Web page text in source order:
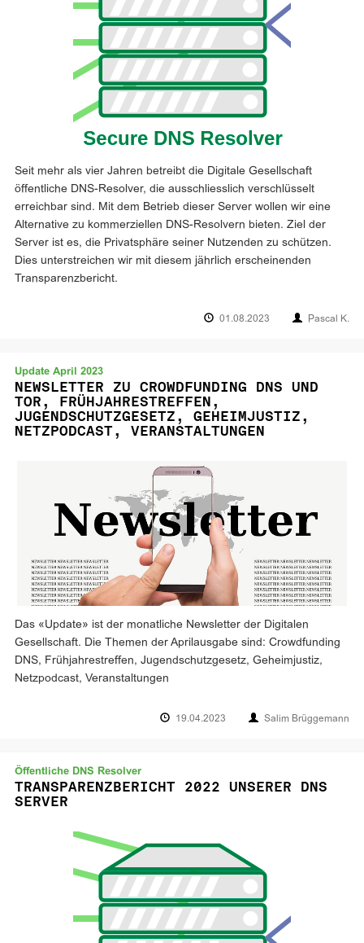
Seit mehr als vier Jahren betreibt die Digitale Gesellschaft
öffentliche DNS-Resolver, die ausschliesslich verschlüsselt
erreichbar sind. Mit dem Betrieb dieser Server wollen wir eine
Alternative zu kommerziellen DNS-Resolvern bieten. Ziel der
Server ist es, die Privatsphäre seiner Nutzenden zu schützen.
Dies unterstreichen wir mit diesem jährlich erscheinenden
Transparenzbericht.
01.08.2023 Pascal K.
Update April 2023
NEWSLETTER ZU CROWDFUNDING DNS UND
TOR, FRÜHJAHRESTREFFEN,
JUGENDSCHUTZGESETZ, GEHEIMJUSTIZ,
NETZPODCAST, VERANSTALTUNGEN
Das «Update» ist der monatliche Newsletter der Digitalen
Gesellschaft. Die Themen der Aprilausgabe sind: Crowdfunding
DNS, Frühjahrestreffen, Jugendschutzgesetz, Geheimjustiz,
Netzpodcast, Veranstaltungen
19.04.2023 Salim Brüggemann
Öffentliche DNS Resolver
TRANSPARENZBERICHT 2022 UNSERER DNS
SERVER